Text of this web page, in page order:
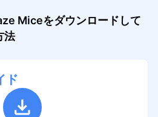
Miceをダウンロードして
法
ド